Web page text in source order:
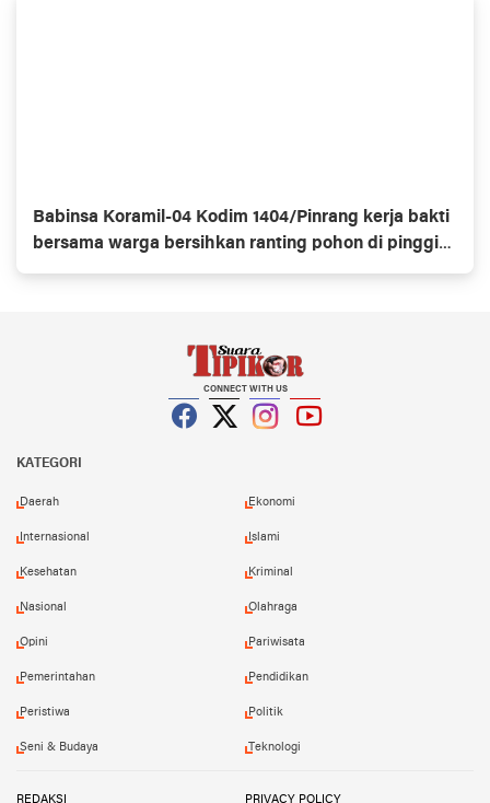
Babinsa Koramil-04 Kodim 1404/Pinrang kerja bakti
bersama warga bersihkan ranting pohon di pinggir
jalan
CONNECT WITH US
KATEGORI
Daerah Ekonomi
Internasional Islami
Kesehatan Kriminal
Nasional Olahraga
Opini Pariwisata
Pemerintahan Pendidikan
Peristiwa Politik
Seni & Budaya Teknologi
REDAKSI PRIVACY POLICY